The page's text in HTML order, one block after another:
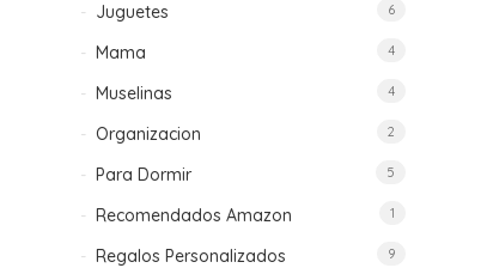
Juguetes 6
Mama 4
Muselinas 4
Organizacion 2
Para Dormir 5
Recomendados Amazon 1
Regalos Personalizados 9